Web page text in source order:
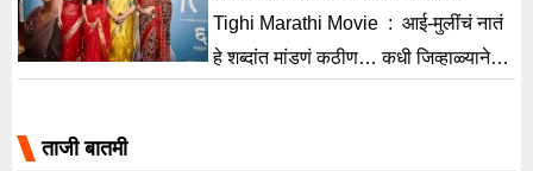
Tighi Marathi Movie : आई-मुलींचं नातं
हे शब्दांत मांडणं कठीण… कधी जिव्हाळ्याने
ताजी बातमी